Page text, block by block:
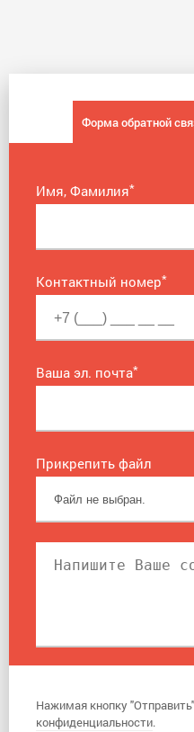
Форма обратной
Имя, Фамилия*
Контактный номер*
Ваша эл. почта*
Прикрепить файл
Нажимая кнопку
конфиденциальности.